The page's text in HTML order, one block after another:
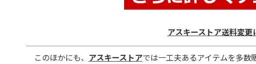
アスキーストア送料変
このほかにも、 アスキーストアでは一工夫あるアイテムを多数